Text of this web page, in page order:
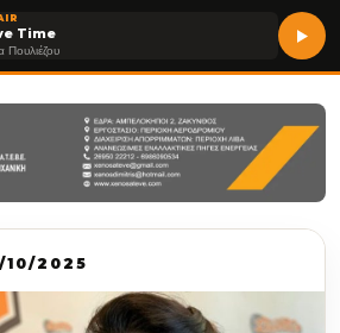
Time
Πουλιέζου
10/2025